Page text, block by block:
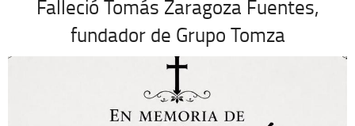
Falleció Tomás Zaragoza Fuentes,
fundador de Grupo Tomza